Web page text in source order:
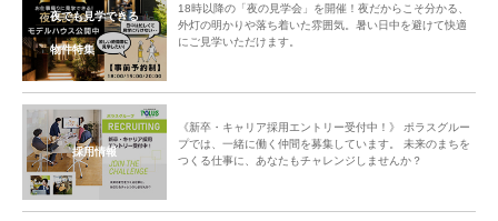
夜でも見学できる
物件特集
18時以降の「夜の見学会」を開催！夜だからこそ分かる、
外灯の明かりや落ち着いた雰囲気。暑い日中を避けて快適
にご見学いただけます。
採用情報
《新卒・キャリア採用エントリー受付中！》 ポラスグルー
プでは、一緒に働く仲間を募集しています。 未来のまちを
つくる仕事に、あなたもチャレンジしませんか？